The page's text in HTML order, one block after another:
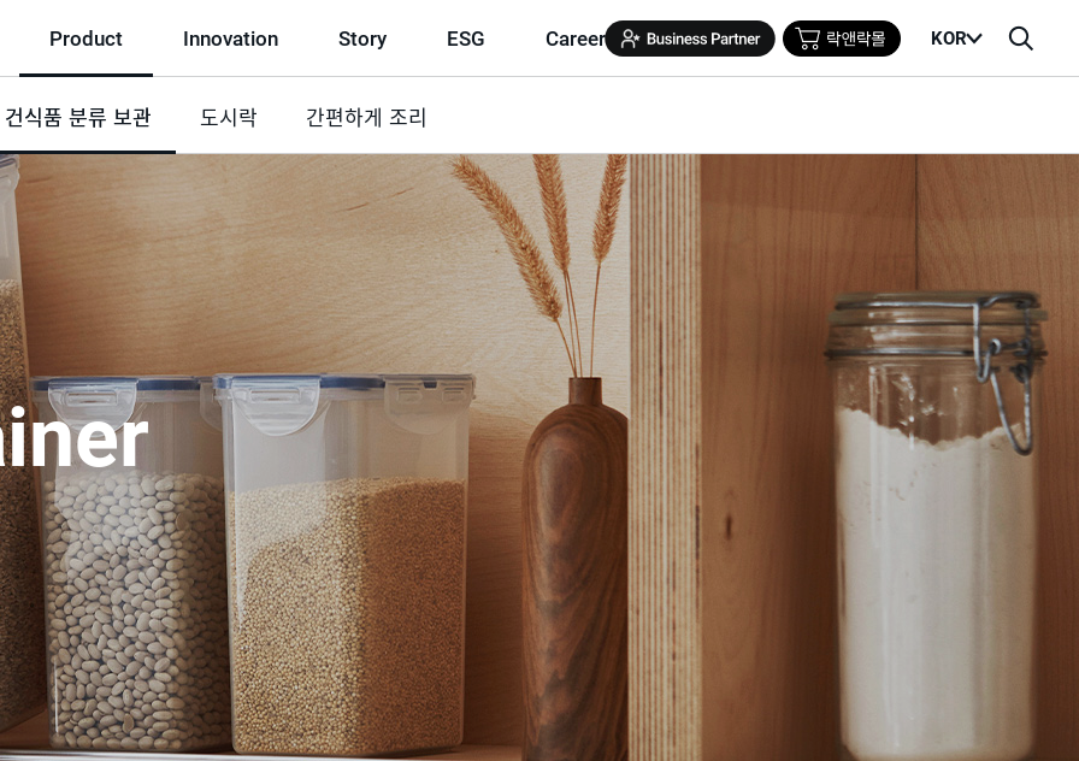
Product Innovation Story ESG Career KOR
검
뉴
기
건식품 분류 보관
택
도시락 간편하게 조리